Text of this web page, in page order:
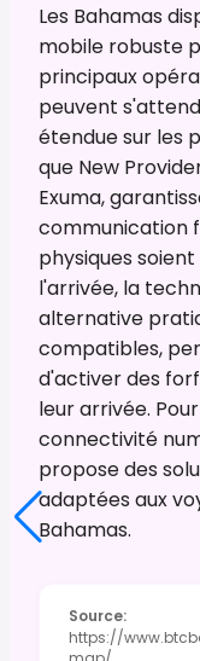
Les Bahamas
mobile robuste
principaux
peuvent
étendue sur les
que New
Exuma,
communication
physiques
l'arrivée, la
alternative
compatibles,
d'activer des
leur arrivée.
connectivité
propose des
adaptées aux
Bahamas.
Source:
https://